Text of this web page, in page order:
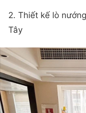
2. Thiết kế lò
Tây